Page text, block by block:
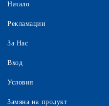
Начало
Рекламации
За Нас
Вход
Условия
Замяна на продукт